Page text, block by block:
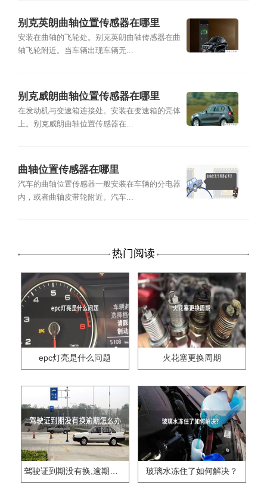
别克英朗曲轴位置传感器在哪里
安装在曲轴的飞轮处。别克英朗曲轴传感器在曲
轴飞轮附近。当车辆出现车辆无...
别克威朗曲轴位置传感器在哪里
在发动机与变速箱连接处。安装在变速箱的壳体
上。别克威朗曲轴位置传感器在...
曲轴位置传感器在哪里
汽车的曲轴位置传感器一般安装在车辆的分电器
内，或者曲轴皮带轮附近。汽车...
热门阅读
epc灯亮是什么问题 火花塞更换周期
玻璃水冻住了如何解决？